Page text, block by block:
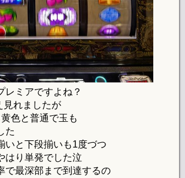
レミアですよね？
見れましたが
色と普通で玉も
た
いと下段揃いも1度づつ
はり単発でした泣
で最深部まで到達するの